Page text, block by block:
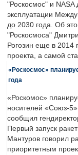
"Роскосмос" и NASA
эксплуатации
до 2030 года. Об
"Роскосмоса"
Рогозин еще в 2014
проекта, а самой
«Роскосмос»
года
«Роскомос»
носителей «Союз-
сообщил
Первый запуск
Мантуров говорил
приоритетным